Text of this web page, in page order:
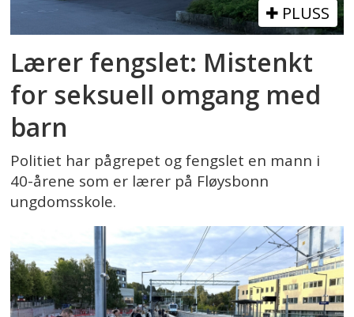
PLUSS
Lærer fengslet: Mistenkt
for seksuell omgang med
barn
Politiet har pågrepet og fengslet en mann i
40-årene som er lærer på Fløysbonn
ungdomsskole.